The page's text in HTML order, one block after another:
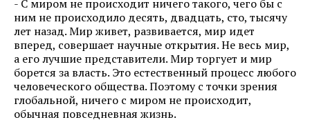
- С миром не происходит ничего такого, чего бы с
ним не происходило десять, двадцать, сто, тысячу
лет назад. Мир живет, развивается, мир идет
вперед, совершает научные открытия. Не весь мир,
а его лучшие представители. Мир торгует и мир
борется за власть. Это естественный процесс любого
человеческого общества. Поэтому с точки зрения
глобальной, ничего с миром не происходит,
обычная повседневная жизнь.